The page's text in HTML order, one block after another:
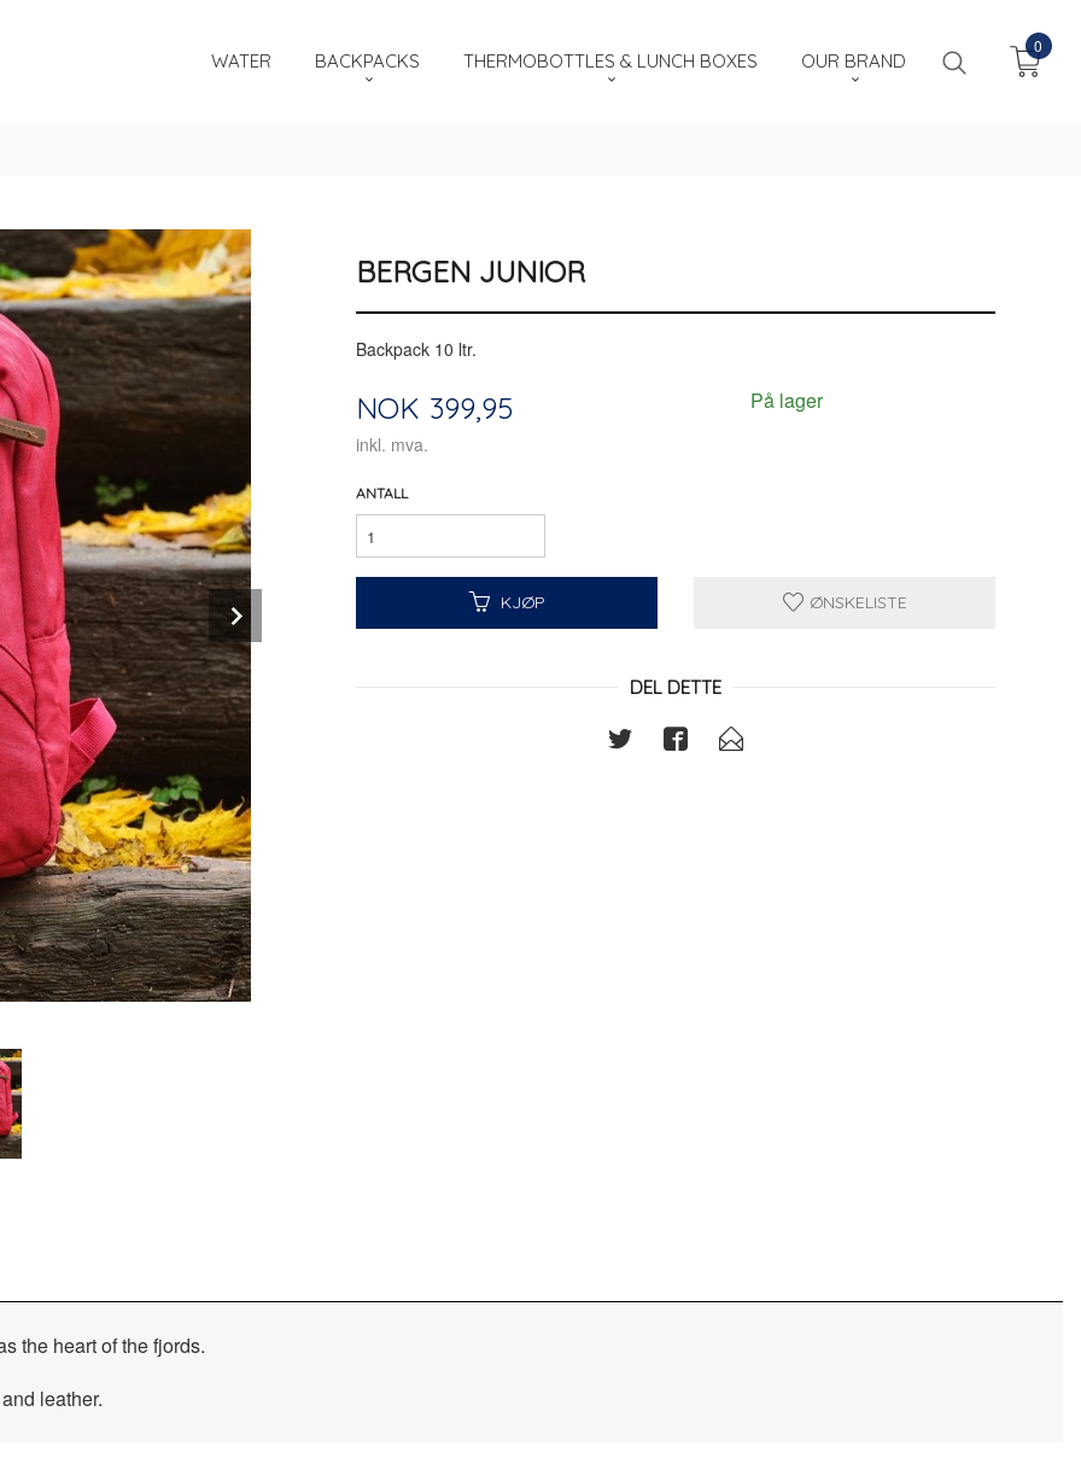
WATER BACKPACKS THERMOBOTTLES & LUNCH BOXES OUR BRAND
0
BERGEN JUNIOR
Backpack 10 ltr.
Pris
NOK 399,95
inkl. mva.
På lager
ANTALL
KJØP ØNSKELISTE
DEL DETTE
the heart of the fjords.
leather.